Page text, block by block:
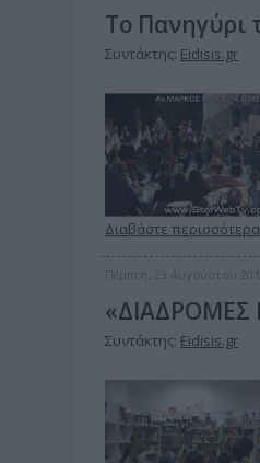
Το Πανηγύρι
Συντάκτης: Eidisis.gr
Διαβάστε
Πέμπτη, 23 Αυγούστου
«ΔΙΑΔΡΟΜΕΣ
Συντάκτης: Eidisis.gr